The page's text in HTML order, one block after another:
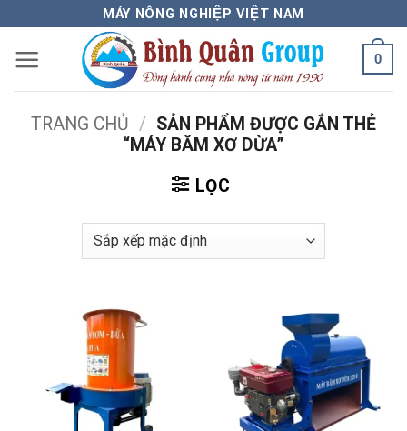
nội
dung
MÁY NÔNG NGHIỆP VIỆT NAM
0
TRANG CHỦ / SẢN PHẨM ĐƯỢC GẮN THẺ
“MÁY BĂM XƠ DỪA”
LỌC